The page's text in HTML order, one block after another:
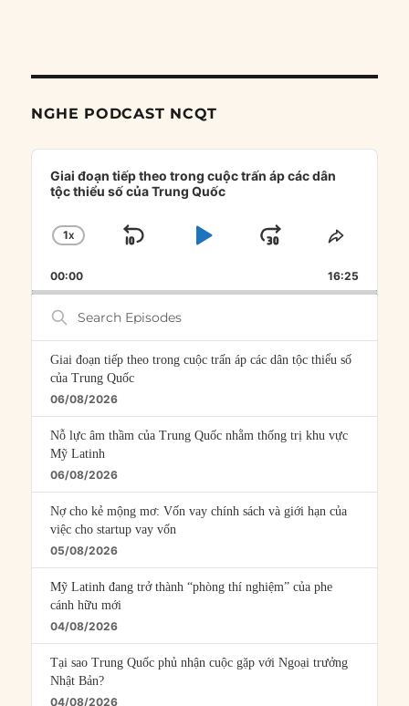
NGHE PODCAST NCQT
Audio
Player
Giai đoạn tiếp theo trong cuộc trấn áp các dân
tộc thiểu số của Trung Quốc
CHANGE
RATE
1X
SKIP
PLAYJUMP
FORWARD
SHARE
00:00 16:25
Search
Episodes
Giai đoạn tiếp theo trong cuộc trấn áp các dân tộc thiểu số
của Trung Quốc
06/08/2026
Nỗ lực âm thầm của Trung Quốc nhằm thống trị khu vực
Mỹ Latinh
06/08/2026
Nợ cho kẻ mộng mơ: Vốn vay chính sách và giới hạn của
việc cho startup vay vốn
05/08/2026
Mỹ Latinh đang trở thành “phòng thí nghiệm” của phe
cánh hữu mới
04/08/2026
Tại sao Trung Quốc phủ nhận cuộc gặp với Ngoại trưởng
Nhật Bản?
04/08/2026